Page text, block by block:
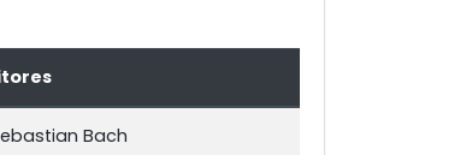
Bach